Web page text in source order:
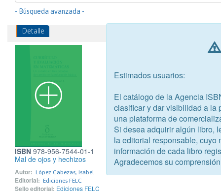
- Búsqueda avanzada -
Detalle
ISBN 978-956-7544-01-1
Mal de ojos y hechizos
Autor: López Cabezas, Isabel
Editorial: Ediciones FELC
Sello editorial: Ediciones FELC
Estimados usuarios:
El catálogo de la Agencia
clasificar y dar visibilidad a la
una plataforma de
Si desea adquirir algún libro,
la editorial responsable, cuyo
información de cada libro
Agradecemos su